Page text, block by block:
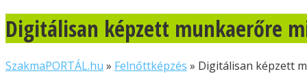
Digitálisan képzett munkaerőre
SzakmaPORTÁL.hu » Felnőttképzés » Digitálisan képzett